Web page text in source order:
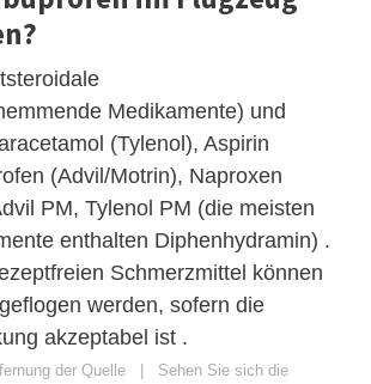
Medikamente) und
(Tylenol), Aspirin
(Advil/Motrin), Naproxen
PM, Tylenol PM (die meisten
enthalten Diphenhydramin) .
Schmerzmittel können
werden, sofern die
akzeptabel ist .
der Quelle | Sehen Sie sich die